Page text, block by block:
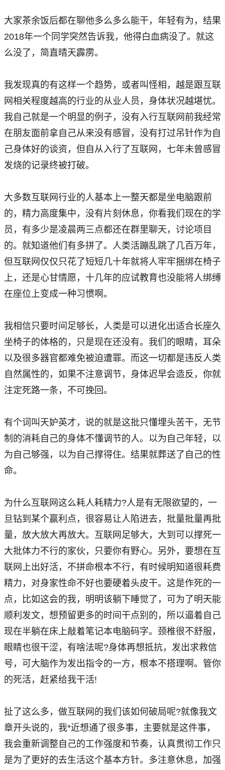
大家茶余饭后都在聊他多么多么能干，年轻有为，结果
2018年一个同学突然告诉我，他得白血病没了。就这
么没了，简直晴天霹雳。
我发现真的有这样一个趋势，或者叫怪相，越是跟互联
网相关程度越高的行业的从业人员，身体状况越堪忧。
我自己就是一个明显的例子，没有入行互联网前我经常
在朋友面前拿自己从来没有感冒，没有打过吊针作为自
己身体好的谈资，但自从入行了互联网，七年未曾感冒
发烧的记录终被打破。
大多数互联网行业的人基本上一整天都是坐电脑跟前
的，精力高度集中，没有片刻休息，你看我们现在的学
员，有多少是凌晨两三点都还在群里聊天，讨论项目
的。就知道他们有多拼了。人类活蹦乱跳了几百万年，
但互联网仅仅只花了短短几十年就将人牢牢捆绑在椅子
上，还是心甘情愿，十几年的应试教育也没能将人绑缚
在座位上变成一种习惯啊。
我相信只要时间足够长，人类是可以进化出适合长座久
坐椅子的体格的，只是现在还没有。我们的眼睛，耳朵
以及很多器官都难免被迫遭罪。而这一切都是违反人类
自然属性的，如果不注意调节，身体迟早会造反，你就
注定死路一条，不可挽回。
有个词叫天妒英才，说的就是这批只懂埋头苦干，无节
制的消耗自己的身体不懂调节的人。以为自己年轻，以
为自己够强，以为自己撑得住。结果就葬送了自己的性
命。
为什么互联网这么耗人耗精力?人是有无限欲望的，一
旦钻到某个赢利点，很容易让人陷进去，批量批量再批
量，放大放大再放大。互联网足够大，大到可以撑死一
大批体力不行的家伙，只要你有野心。另外，要想在互
联网上出好活，不拼命根本不行，有时候明知道很耗费
精力，对身家性命不好也要硬着头皮干。这是作死的一
点，比如这会的我，明明该躺下睡觉了，可为了明天能
顺利发文，想预留更多的时间干点别的，所以逼着自己
现在半躺在床上敲着笔记本电脑码字。颈椎很不舒服，
眼睛也很干涩，有啥法呢?身体再想抵抗，发出求救信
号，可大脑作为发出指令的一方，根本不搭理啊。管你
的死活，赶紧给我干活!
扯了这么多，做互联网的我们该如何破局呢?就像我文
章开头说的，我*近想通了很多事，主要就是这件事，
我会重新调整自己的工作强度和节奏，认真贯彻工作只
是为了更好的去生活这个基本方针。多注意休息，加强